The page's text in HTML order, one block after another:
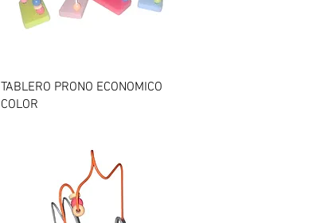
Vista rápida
TABLERO PRONO ECONOMICO
COLOR